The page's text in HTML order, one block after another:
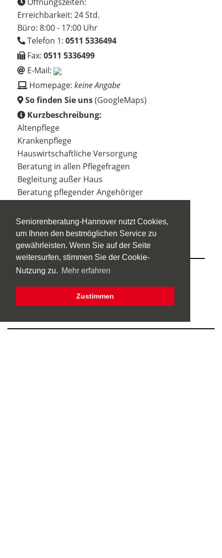
Seniorenberatung-Hannover nutzt Cookies,
um Ihnen den bestmöglichen Service zu
gewährleisten. Wenn Sie auf der Seite
weitersurfen, stimmen Sie der Cookie-
Nutzung zu. Mehr erfahren
Zustimmen
Erreichbarkeit: 24 Std.
Büro: 8:00 - 17:00 Uhr
Telefon 1: 0511 5336494
Fax: 0511 5336499
E-Mail:
Homepage: keine Angabe
So finden Sie uns(GoogleMaps)
Kurzbeschreibung:
Altenpflege
Krankenpflege
Hauswirtschaftliche Versorgung
Beratung in allen Pflegefragen
Begleitung außer Haus
Beratung pflegender Angehöriger
-Auch in russischer Sprache-
Einzugsgebiet bitte erfragen
Träger der Einrichtung:
Garant GmbH